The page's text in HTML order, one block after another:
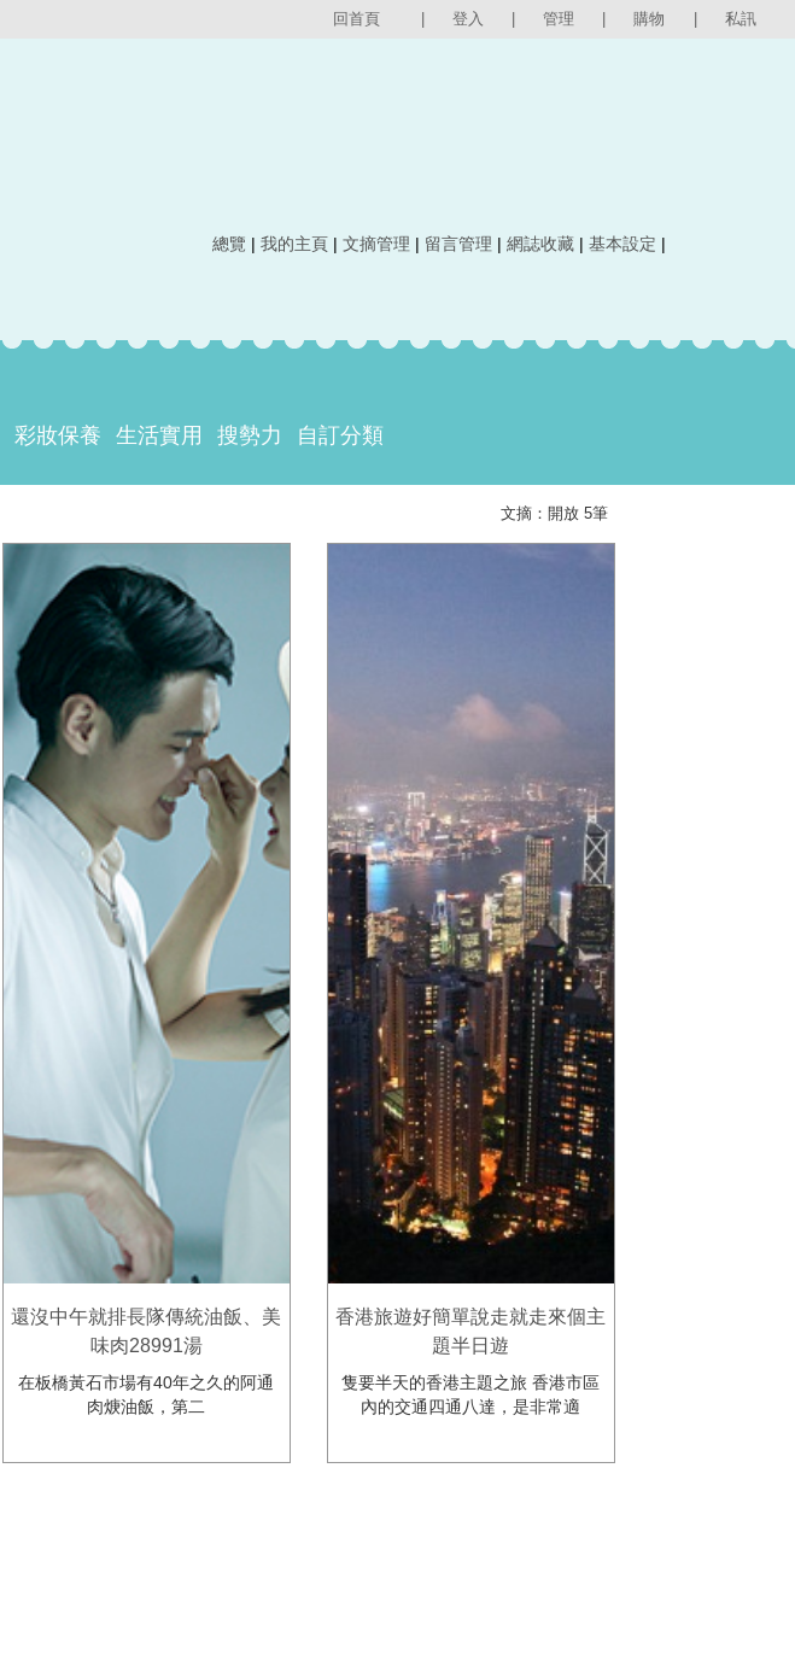
回首頁 登入 管理 購物 私訊
總覽 | 我的主頁 | 文摘管理 | 留言管理 | 網誌收藏 | 基本設定 |
彩妝保養 生活實用 搜勢力 自訂分類
文摘：開放 5筆
還沒中午就排長隊傳統油飯、美
味肉28991湯
在板橋黃石市場有40年之久的阿通
肉焿油飯，第二
香港旅遊好簡單說走就走來個主
題半日遊
隻要半天的香港主題之旅 香港市區
內的交通四通八達，是非常適